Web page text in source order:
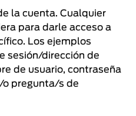
la cuenta. Cualquier
para darle acceso a
Los ejemplos
sesión/dirección de
de usuario, contraseña
o pregunta/s de